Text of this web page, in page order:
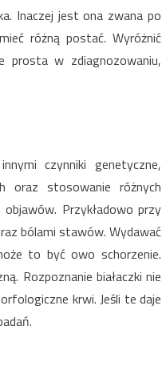
Inaczej jest ona zwana po
różną postać. Wyróżnić
prosta w zdiagnozowaniu,
czynniki genetyczne,
oraz stosowanie różnych
Przykładowo przy
bólami stawów. Wydawać
to być owo schorzenie.
Rozpoznanie białaczki nie
krwi. Jeśli te daje